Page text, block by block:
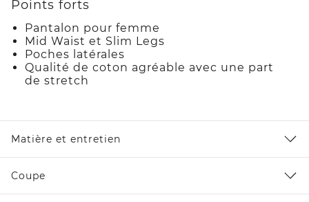
Points forts
Pantalon pour femme
Mid Waist et Slim Legs
Poches latérales
Qualité de coton agréable avec une part
de stretch
Matière et entretien
Coupe